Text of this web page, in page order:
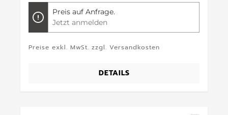
Preis auf Anfrage.
Jetzt anmelden
Preise exkl. MwSt. zzgl. Versandkosten
DETAILS